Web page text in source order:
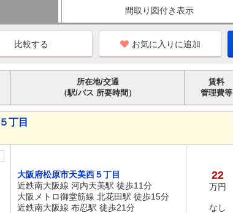
間取り図付き表示
お気に入りに追加
所在地/交通
（駅/バス 所要時間）
賃料
管理費等
丁目
大阪府松原市天美西５丁目
近鉄南大阪線 河内天美駅 徒歩11分
大阪メトロ御堂筋線 北花田駅 徒歩15分
近鉄南大阪線 布忍駅 徒歩21分
22
万円
なし